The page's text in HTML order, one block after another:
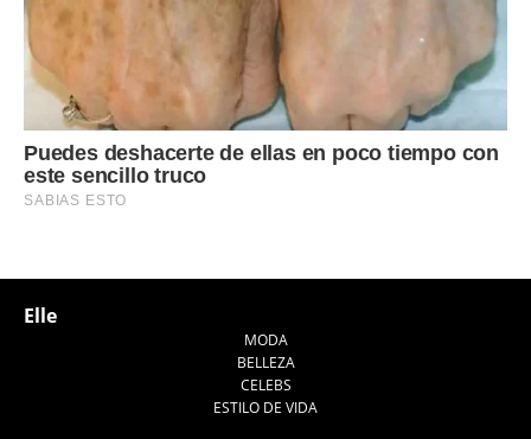
Elle
MODA
BELLEZA
CELEBS
ESTILO DE VIDA